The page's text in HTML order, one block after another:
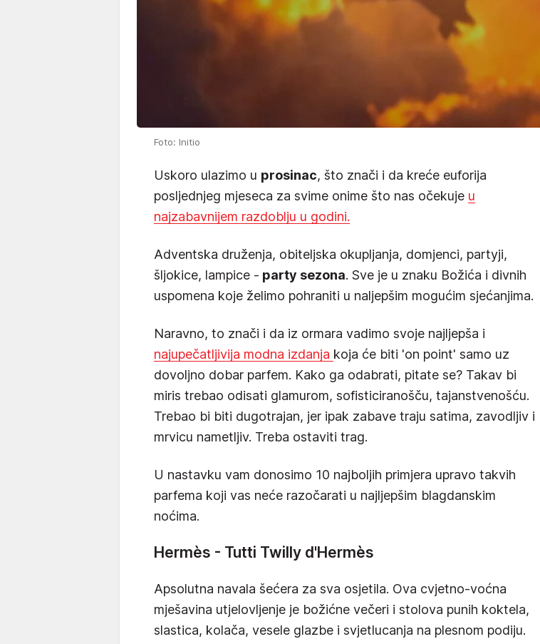
Foto: Initio
Uskoro ulazimo u prosinac, što znači i da kreće euforija
posljednjeg mjeseca za svime onime što nas očekuje u
najzabavnijem razdoblju u godini.
Adventska druženja, obiteljska okupljanja, domjenci, partyji,
šljokice, lampice - party sezona. Sve je u znaku Božića i divnih
uspomena koje želimo pohraniti u naljepšim mogućim sjećanjima.
Naravno, to znači i da iz ormara vadimo svoje najljepša i
najupečatljivija modna izdanja koja će biti 'on point' samo uz
dovoljno dobar parfem. Kako ga odabrati, pitate se? Takav bi
miris trebao odisati glamurom, sofisticiranošču, tajanstvenošću.
Trebao bi biti dugotrajan, jer ipak zabave traju satima, zavodljiv i
mrvicu nametljiv. Treba ostaviti trag.
U nastavku vam donosimo 10 najboljih primjera upravo takvih
parfema koji vas neće razočarati u najljepšim blagdanskim
noćima.
Hermès - Tutti Twilly d'Hermès
Apsolutna navala šećera za sva osjetila. Ova cvjetno-voćna
mješavina utjelovljenje je božićne večeri i stolova punih koktela,
slastica, kolača, vesele glazbe i svjetlucanja na plesnom podiju.